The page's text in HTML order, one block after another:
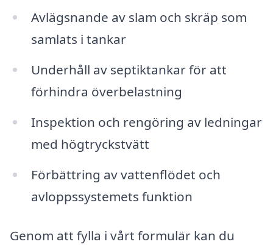
Avlägsnande av slam och skräp som
samlats i tankar
Underhåll av septiktankar för att
förhindra överbelastning
Inspektion och rengöring av ledningar
med högtryckstvätt
Förbättring av vattenflödet och
avloppssystemets funktion
Genom att fylla i vårt formulär kan du